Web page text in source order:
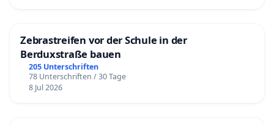
Zebrastreifen vor der Schule in der
Berduxstraße bauen
205 Unterschriften
78 Unterschriften / 30 Tage
8 Jul 2026